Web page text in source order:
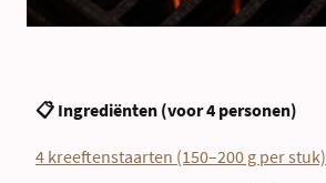
📋 Ingrediënten (voor 4 personen)
4 kreeftenstaarten (150–200 g per stuk)